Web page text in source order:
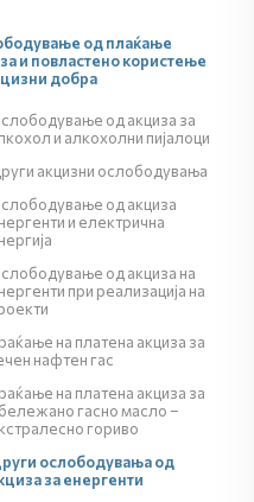
од плаќање
и повластено користење
добра
од акциза за
и алкохолни пијалоци
акцизни ослободувања
од акциза
и електрична
од акциза на
при реализација на
на платена акциза за
нафтен гас
на платена акциза за
гасно масло –
гориво
ослободувања од
за енергенти